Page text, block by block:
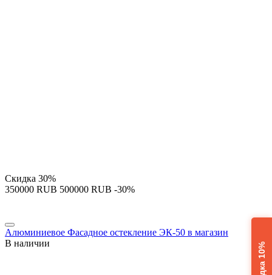
Скидка 30%
‍350000‍ RUB ‍500000‍ RUB -30%
Алюминиевое Фасадное остекление ЭК-50 в магазин
В наличии